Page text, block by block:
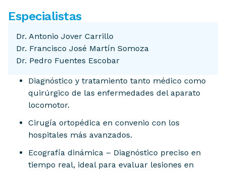
Especialistas
Dr. Antonio Jover Carrillo
Dr. Francisco José Martín Somoza
Dr. Pedro Fuentes Escobar
Diagnóstico y tratamiento tanto médico como
quirúrgico de las enfermedades del aparato
locomotor.
Cirugía ortopédica en convenio con los
hospitales más avanzados.
Ecografía dinámica – Diagnóstico preciso en
tiempo real, ideal para evaluar lesiones en